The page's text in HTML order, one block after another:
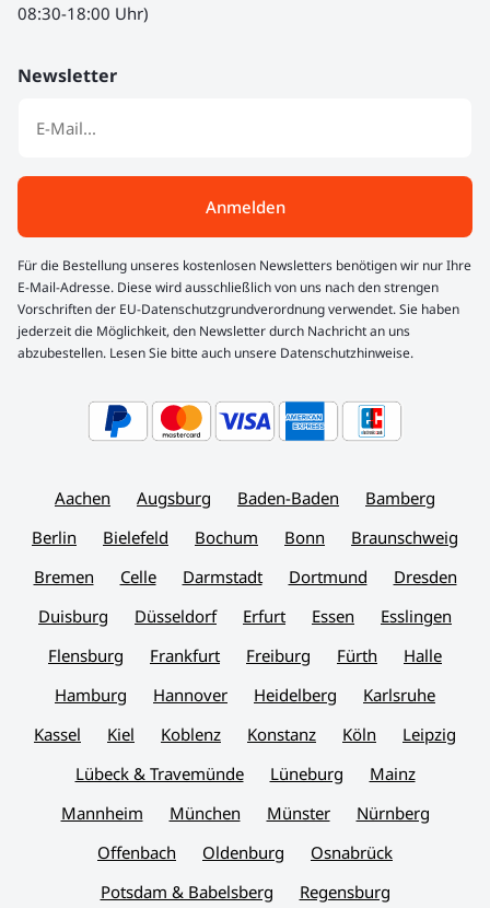
08:30-18:00 Uhr)
Newsletter
Anmelden
Für die Bestellung unseres kostenlosen Newsletters benötigen wir nur Ihre
E-Mail-Adresse. Diese wird ausschließlich von uns nach den strengen
Vorschriften der EU-Datenschutzgrundverordnung verwendet. Sie haben
jederzeit die Möglichkeit, den Newsletter durch Nachricht an uns
abzubestellen. Lesen Sie bitte auch unsere Datenschutzhinweise.
Aachen Augsburg Baden-Baden
Bamberg
Berlin
Bielefeld Bochum Bonn
Braunschweig
Bremen
Celle Darmstadt Dortmund
Dresden
Duisburg
Düsseldorf Erfurt Essen
Esslingen
Flensburg
Frankfurt Freiburg Fürth
Halle
Hamburg
Hannover Heidelberg
Karlsruhe
Kassel
Kiel Koblenz Konstanz Köln
Leipzig
Lübeck & Travemünde
Lüneburg
Mainz
Mannheim
München Münster
Nürnberg
Offenbach
Oldenburg
Osnabrück
Potsdam & Babelsberg
Regensburg